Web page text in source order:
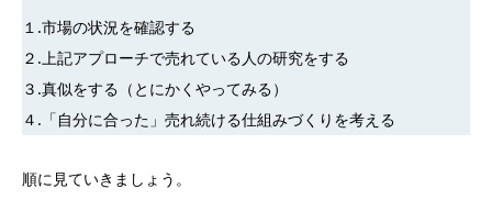
１.市場の状況を確認する
２.上記アプローチで売れている人の研究をする
３.真似をする（とにかくやってみる）
４.「自分に合った」売れ続ける仕組みづくりを考える
順に見ていきましょう。